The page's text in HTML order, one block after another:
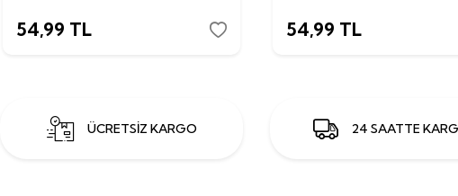
54,99 TL 54,99 TL
ÜCRETSİZ KARGO 24 SAATTE